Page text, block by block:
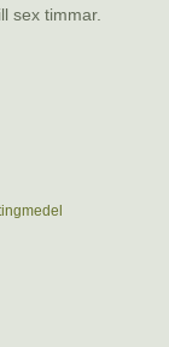
sex timmar.